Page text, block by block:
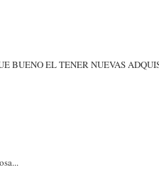
BUENO EL TENER NUEVAS